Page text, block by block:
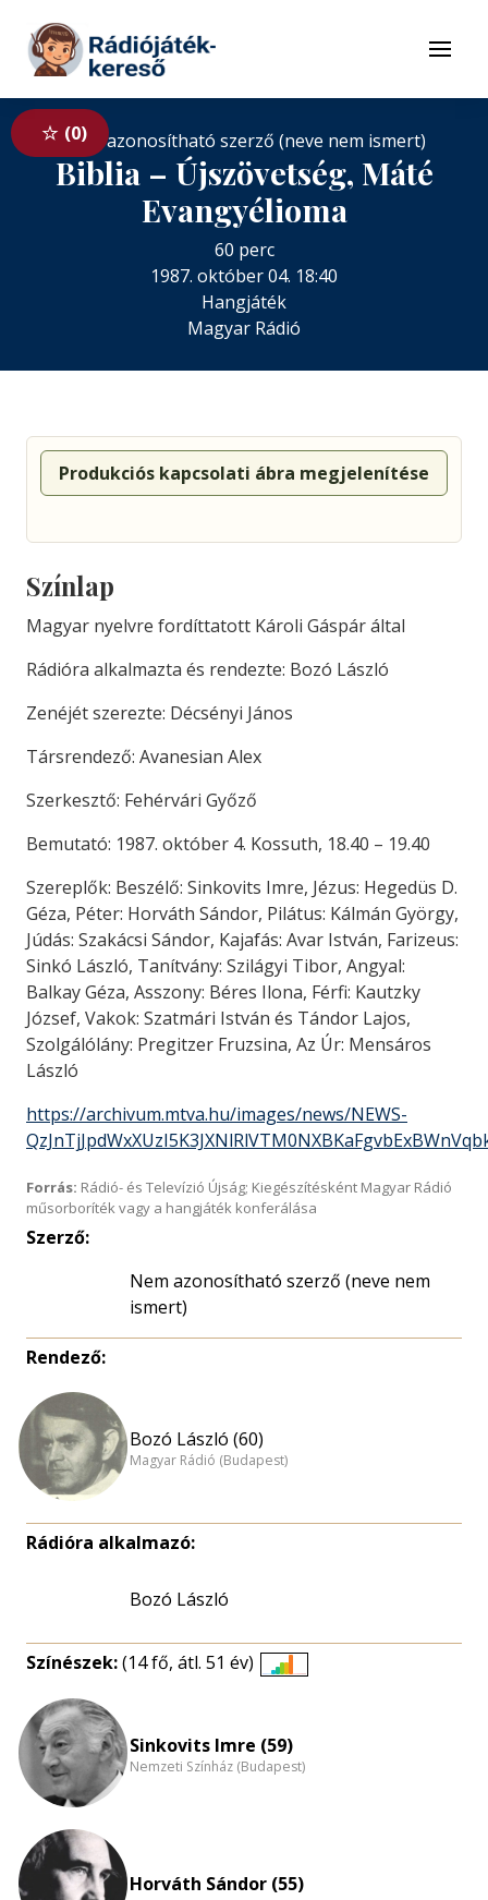
Tovább a tartalomhoz
Menü
0
Nem azonosítható szerző (neve nem ismert)
Biblia – Újszövetség, Máté
Evangyélioma
60 perc
1987. október 04. 18:40
Hangjáték
Magyar Rádió
Produkciós kapcsolati ábra megjelenítése
Színlap
Magyar nyelvre fordíttatott Károli Gáspár által
Rádióra alkalmazta és rendezte: Bozó László
Zenéjét szerezte: Décsényi János
Társrendező: Avanesian Alex
Szerkesztő: Fehérvári Győző
Bemutató: 1987. október 4. Kossuth, 18.40 – 19.40
Szereplők: Beszélő: Sinkovits Imre, Jézus: Hegedüs D.
Géza, Péter: Horváth Sándor, Pilátus: Kálmán György,
Júdás: Szakácsi Sándor, Kajafás: Avar István, Farizeus:
Sinkó László, Tanítvány: Szilágyi Tibor, Angyal:
Balkay Géza, Asszony: Béres Ilona, Férfi: Kautzky
József, Vakok: Szatmári István és Tándor Lajos,
Szolgálólány: Pregitzer Fruzsina, Az Úr: Mensáros
László
https://archivum.mtva.hu/images/news/NEWS-
Forrás: Rádió- és Televízió Újság; Kiegészítésként Magyar Rádió
műsorboríték vagy a hangjáték konferálása
Szerző:
Nem azonosítható szerző (neve nem
ismert)
Rendező:
Bozó László (60)
Magyar Rádió (Budapest)
Rádióra alkalmazó:
Bozó László
Színészek:(14 fő, átl. 51 év)
nagyítása
Sinkovits Imre (59)
Nemzeti Színház (Budapest)
Horváth Sándor (55)